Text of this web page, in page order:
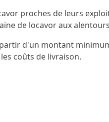
proches de leurs
de locavor aux
d'un montant
coûts de livraison.